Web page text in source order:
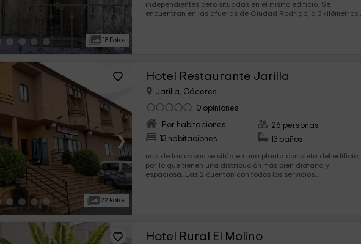
18 Fotos
independientes pero situadas en el mismo edificio. Se
encuentran en las afueras de Ciudad Rodrigo, a 3 kilómetros
›
22 Fotos
Hotel Restaurante Jarilla
Jarilla, Cáceres
0 opiniones
Por habitaciones
13 habitaciones
26 personas
13 baños
una de las casas se sitúa en una planta completa del edificio,
por lo que tienen una distribución más bien diáfana y
espaciosa. Las 2 cuentan con todos los servicios...
Hotel Rural El Molino